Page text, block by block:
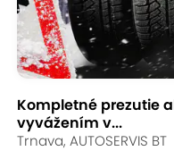
Kompletné prezutie
vyvážením v...
Trnava, AUTOSERVIS BT